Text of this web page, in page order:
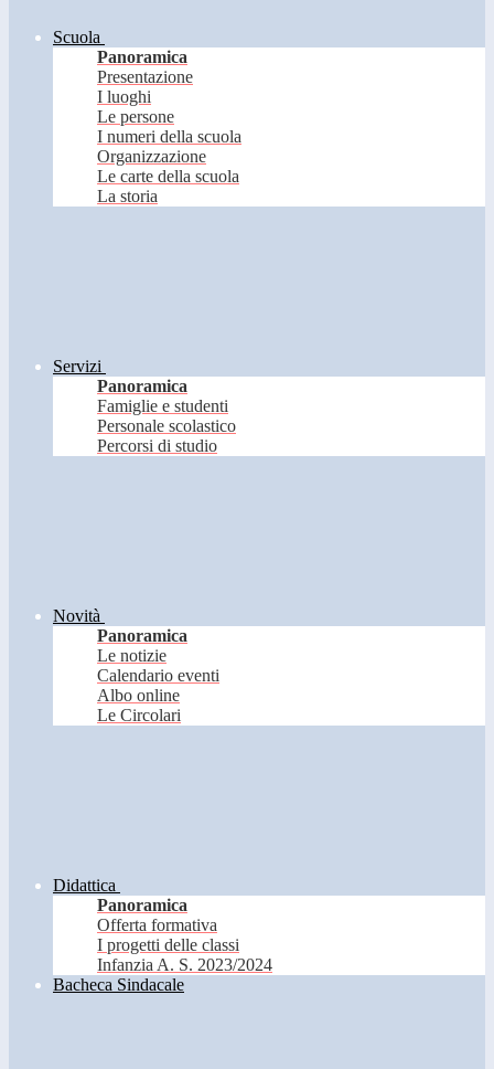
Scuola
Panoramica
Presentazione
I luoghi
Le persone
I numeri della scuola
Organizzazione
Le carte della scuola
La storia
Servizi
Panoramica
Famiglie e studenti
Personale scolastico
Percorsi di studio
Novità
Panoramica
Le notizie
Calendario eventi
Albo online
Le Circolari
Didattica
Panoramica
Offerta formativa
I progetti delle classi
Infanzia A. S. 2023/2024
Bacheca Sindacale